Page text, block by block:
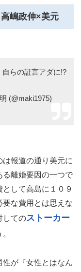
嶋政伸×美元
らの証言アダに!?
(@maki1975)
報道の通り美元に
る離婚要因の一つで
して高島に１０９
な費用とは思えな
してのストーカー
性が『女性とはなん